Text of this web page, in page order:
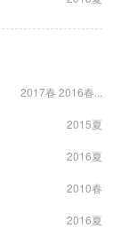
2017春 2016春...
2015夏
2016夏
2010春
2016夏